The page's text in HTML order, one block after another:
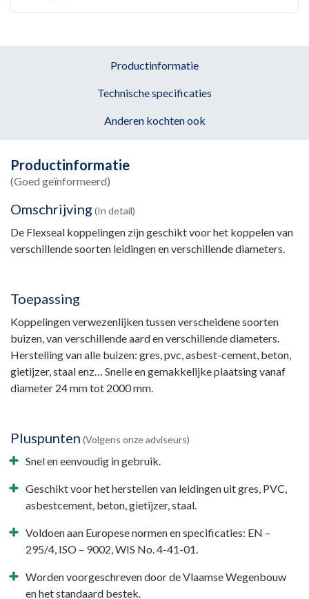
Productinformatie
Technische specificaties
Anderen kochten ook
Productinformatie
(Goed geïnformeerd)
Omschrijving (In detail)
De Flexseal koppelingen zijn geschikt voor het koppelen van
verschillende soorten leidingen en verschillende diameters.
Toepassing
Koppelingen verwezenlijken tussen verscheidene soorten
buizen, van verschillende aard en verschillende diameters.
Herstelling van alle buizen: gres, pvc, asbest-cement, beton,
gietijzer, staal enz… Snelle en gemakkelijke plaatsing vanaf
diameter 24 mm tot 2000 mm.
Pluspunten (Volgens onze adviseurs)
Snel en eenvoudig in gebruik.
Geschikt voor het herstellen van leidingen uit gres, PVC,
asbestcement, beton, gietijzer, staal.
Voldoen aan Europese normen en specificaties: EN –
295/4, ISO – 9002, WIS No. 4-41-01.
Worden voorgeschreven door de Vlaamse Wegenbouw
en het standaard bestek.